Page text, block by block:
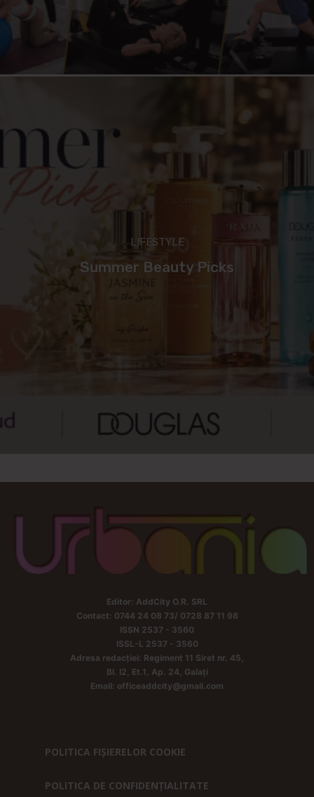
LIFESTYLE
Summer Beauty Picks
Editor: AddCity O.R. SRL
Contact: 0744 24 08 73/ 0728 87 11 98
ISSN 2537 - 3560
ISSL-L 2537 - 3560
Adresa redacției: Regiment 11 Siret nr. 45,
Bl. I2, Et.1, Ap. 24, Galați
Email: officeaddcity@gmail.com
POLITICA FIȘIERELOR COOKIE
POLITICA DE CONFIDENȚIALITATE